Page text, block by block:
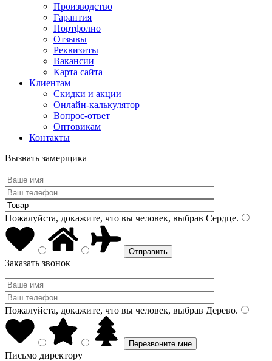
Производство
Гарантия
Портфолио
Отзывы
Реквизиты
Вакансии
Карта сайта
Клиентам
Скидки и акции
Онлайн-калькулятор
Вопрос-ответ
Оптовикам
Контакты
Вызвать замерщика
Пожалуйста, докажите, что вы человек, выбрав Сердце.
Заказать звонок
Пожалуйста, докажите, что вы человек, выбрав Дерево.
Письмо директору